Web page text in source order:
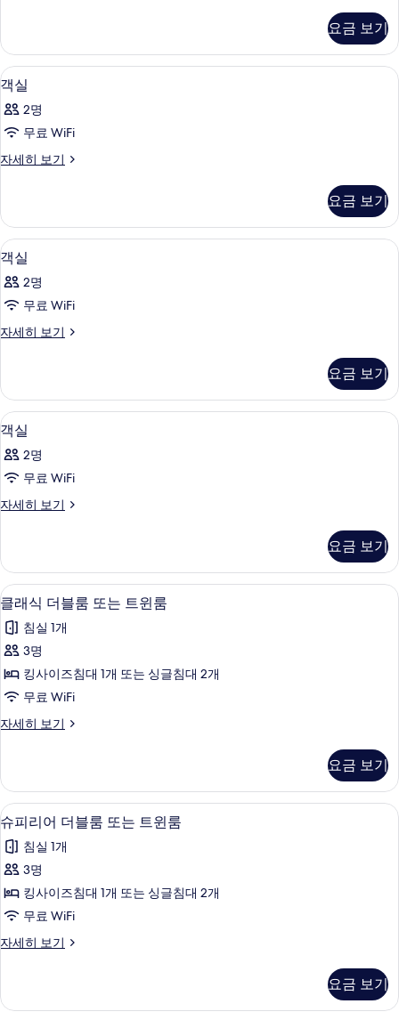
진
모
두
보
기
셜
스
위
트
자
세
보
요금 보기
객
실
사
진
모
보
기
4
객실
2명
무료 WiFi
자세히 보기
객
히
보
기
요금 보기
객
실
사
진
모
보
기
4
객실
2명
무료 WiFi
자세히 보기
객
히
보
기
요금 보기
객
실
사
진
모
보
기
4
객실
2명
무료 WiFi
자세히 보기
객
히
보
기
요금 보기
클
래
식
더
블
룸
또
트
윈
룸
사
진
모
두
보
클래식 더블룸 또는 트윈룸 | 미니바,
1
클래식 더블룸 또는 트윈룸
침실 1개
3명
킹사이즈침대 1개 또는 싱글침대 2개
무료 WiFi
자세히 보기
클
블
룸
또
는
트
윈
자
세
보
요금 보기
슈
피
리
어
더
블
룸
는
슈피리어 더블룸 또는 트윈룸 | 미니바
1
슈피리어 더블룸 또는 트윈룸
침실 1개
3명
킹사이즈침대 1개 또는 싱글침대 2개
무료 WiFi
자세히 보기
슈
더
요금 보기